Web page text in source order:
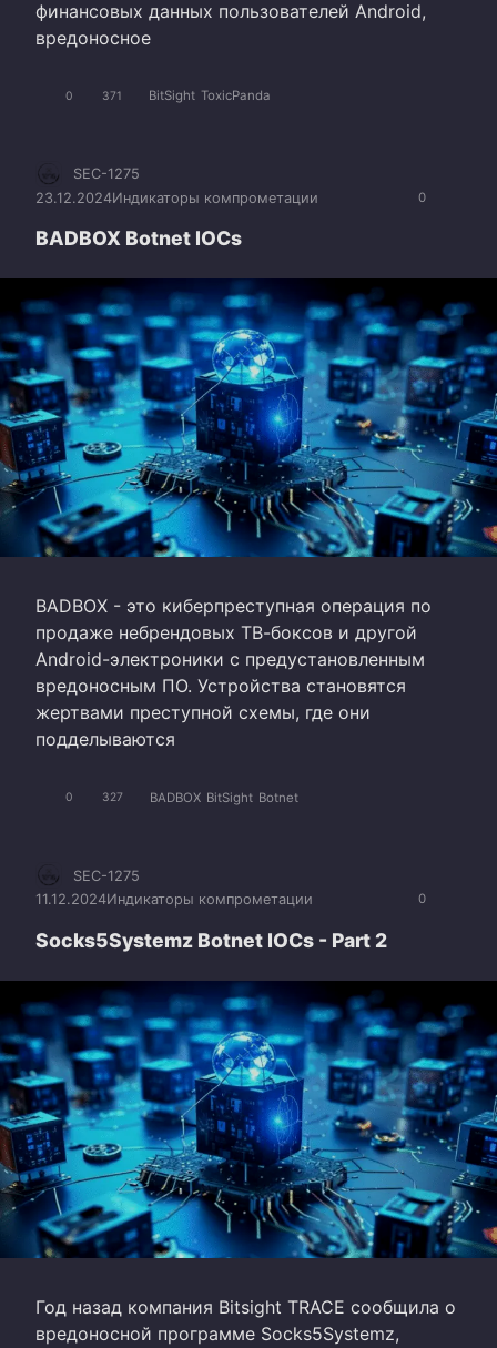
финансовых данных пользователей Android,
вредоносное
0 371 BitSight ToxicPanda
0
SEC-1275
23.12.2024Индикаторы компрометации
BADBOX Botnet IOCs
BADBOX - это киберпреступная операция по
продаже небрендовых ТВ-боксов и другой
Android-электроники с предустановленным
вредоносным ПО. Устройства становятся
жертвами преступной схемы, где они
подделываются
0 327 BADBOX BitSight Botnet
0
SEC-1275
11.12.2024Индикаторы компрометации
Socks5Systemz Botnet IOCs - Part 2
Год назад компания Bitsight TRACE сообщила о
вредоносной программе Socks5Systemz,